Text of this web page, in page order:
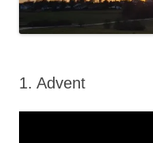
1. Advent